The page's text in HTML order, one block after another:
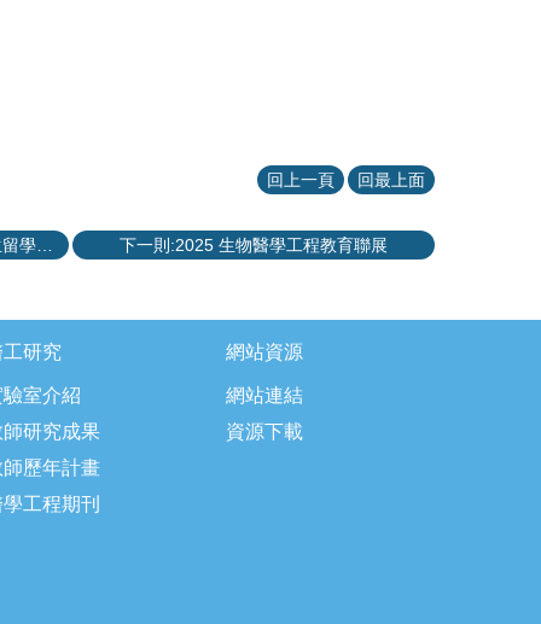
回上一頁 回最上面
下一則:2025 生物醫學工程教育聯展
研究
驗室介紹
師研究成果
師歷年計畫
工程期刊
網站資源
網站連結
資源下載